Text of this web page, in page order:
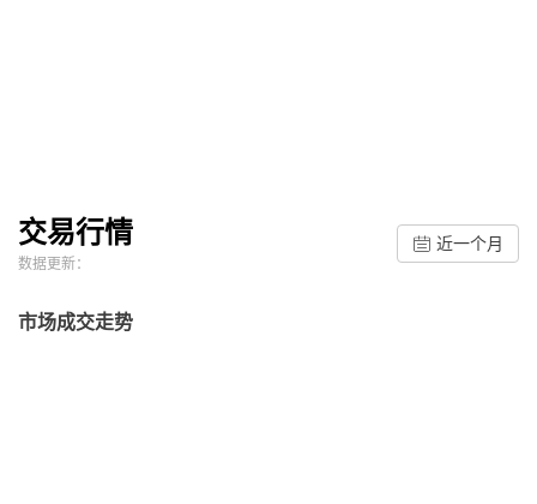
交易行情
数据更新：
近一个月
市场成交走势